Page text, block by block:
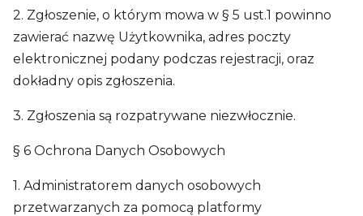
2. Zgłoszenie, o którym mowa w § 5 ust.1 powinno
zawierać nazwę Użytkownika, adres poczty
elektronicznej podany podczas rejestracji, oraz
dokładny opis zgłoszenia.
3. Zgłoszenia są rozpatrywane niezwłocznie.
§ 6 Ochrona Danych Osobowych
1. Administratorem danych osobowych
przetwarzanych za pomocą platformy